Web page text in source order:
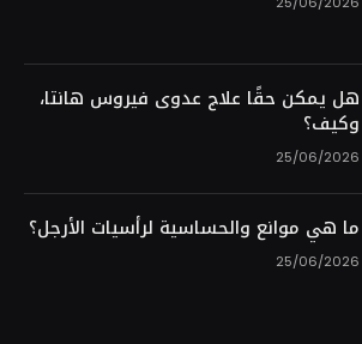
هل يمكن حقًا علاج عدوى فيروس هانتا،
وكيف؟
25/06/2026
ما هي موانع والحساسية لرأسيات الأرجل؟
25/06/2026